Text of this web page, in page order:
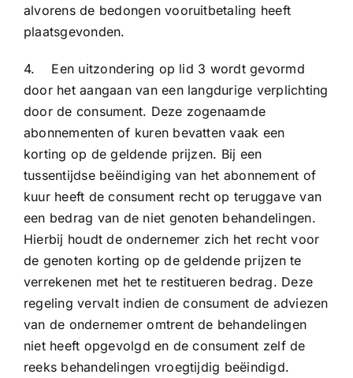
alvorens de bedongen vooruitbetaling heeft
plaatsgevonden.
4. Een uitzondering op lid 3 wordt gevormd
door het aangaan van een langdurige verplichting
door de consument. Deze zogenaamde
abonnementen of kuren bevatten vaak een
korting op de geldende prijzen. Bij een
tussentijdse beëindiging van het abonnement of
kuur heeft de consument recht op teruggave van
een bedrag van de niet genoten behandelingen.
Hierbij houdt de ondernemer zich het recht voor
de genoten korting op de geldende prijzen te
verrekenen met het te restitueren bedrag. Deze
regeling vervalt indien de consument de adviezen
van de ondernemer omtrent de behandelingen
niet heeft opgevolgd en de consument zelf de
reeks behandelingen vroegtijdig beëindigd.